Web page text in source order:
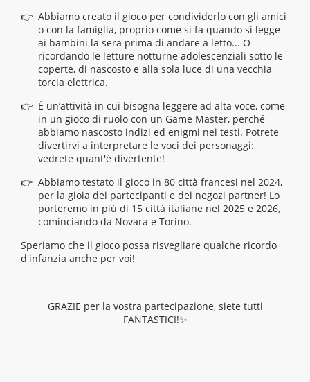
Abbiamo creato il gioco per condividerlo con gli amici
o con la famiglia, proprio come si fa quando si legge
ai bambini la sera prima di andare a letto... O
ricordando le letture notturne adolescenziali sotto le
coperte, di nascosto e alla sola luce di una vecchia
torcia elettrica.
È un’attività in cui bisogna leggere ad alta voce, come
in un gioco di ruolo con un Game Master, perché
abbiamo nascosto indizi ed enigmi nei testi. Potrete
divertirvi a interpretare le voci dei personaggi:
vedrete quant'è divertente!
Abbiamo testato il gioco in 80 città francesi nel 2024,
per la gioia dei partecipanti e dei negozi partner! Lo
porteremo in più di 15 città italiane nel 2025 e 2026,
cominciando da Novara e Torino.
Speriamo che il gioco possa risvegliare qualche ricordo
d'infanzia anche per voi!
GRAZIE per la vostra partecipazione, siete tutti
FANTASTICI!✨